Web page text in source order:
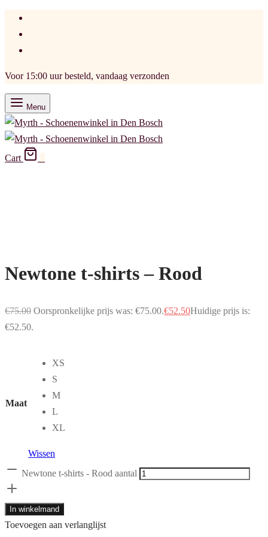
Voor 15:00 uur besteld, vandaag verzonden
Menu
Cart
Newtone t-shirts – Rood
€75.00 Oorspronkelijke prijs was: €75.00.€52.50Huidige prijs is:
€52.50.
Maat
XS
S
M
L
XL
Wissen
Newtone t-shirts - Rood aantal
In winkelmand
Toevoegen aan verlanglijst